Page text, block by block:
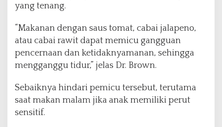
yang tenang.
“Makanan dengan saus tomat, cabai jalapeno,
atau cabai rawit dapat memicu gangguan
pencernaan dan ketidaknyamanan, sehingga
mengganggu tidur,” jelas Dr. Brown.
Sebaiknya hindari pemicu tersebut, terutama
saat makan malam jika anak memiliki perut
sensitif.